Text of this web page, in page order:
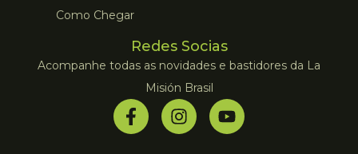
Como Chegar
Redes Socias
Acompanhe todas as novidades e bastidores da La
Misión Brasil